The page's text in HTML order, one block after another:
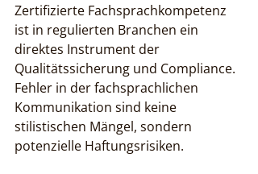
Zertifizierte Fachsprachkompetenz
ist in regulierten Branchen ein
direktes Instrument der
Qualitätssicherung und Compliance.
Fehler in der fachsprachlichen
Kommunikation sind keine
stilistischen Mängel, sondern
potenzielle Haftungsrisiken.